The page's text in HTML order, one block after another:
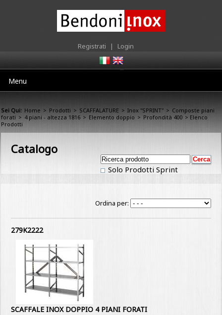
Registrati | Login
Menu
Sei Qui: Home > Prodotti > SCAFFALATURE > Inox "SPRINT" > Composte piani
forati > 4 piani - altezza 1816 > Elemento doppio > Profondità 400 > Elenco
Prodotti
Catalogo
Solo Prodotti Sprint
Ordina per:
279K2222
SCAFFALE INOX DOPPIO 4 PIANI FORATI